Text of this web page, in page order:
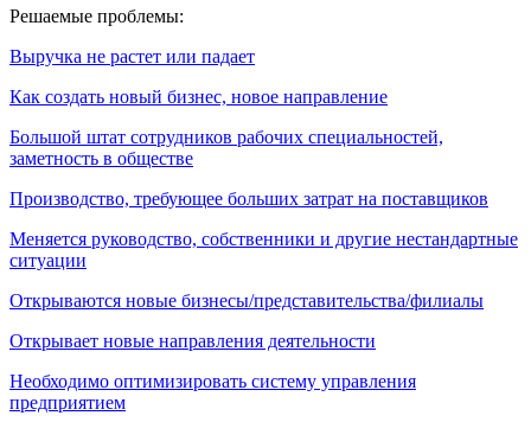
Решаемые проблемы:
Выручка не растет или падает
Как создать новый бизнес, новое направление
Большой штат сотрудников рабочих специальностей,
заметность в обществе
Производство, требующее больших затрат на поставщиков
Меняется руководство, собственники и другие нестандартные
ситуации
Открываются новые бизнесы/представительства/филиалы
Открывает новые направления деятельности
Необходимо оптимизировать систему управления
предприятием